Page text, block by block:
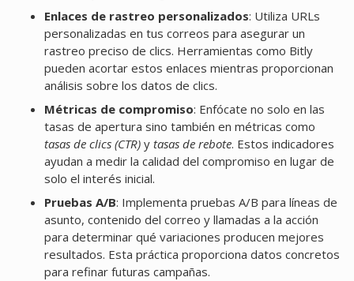
Enlaces de rastreo personalizados: Utiliza URLs
personalizadas en tus correos para asegurar un
rastreo preciso de clics. Herramientas como Bitly
pueden acortar estos enlaces mientras proporcionan
análisis sobre los datos de clics.
Métricas de compromiso: Enfócate no solo en las
tasas de apertura sino también en métricas como
tasas de clics (CTR)y tasas de rebote. Estos indicadores
ayudan a medir la calidad del compromiso en lugar de
solo el interés inicial.
Pruebas A/B: Implementa pruebas A/B para líneas de
asunto, contenido del correo y llamadas a la acción
para determinar qué variaciones producen mejores
resultados. Esta práctica proporciona datos concretos
para refinar futuras campañas.